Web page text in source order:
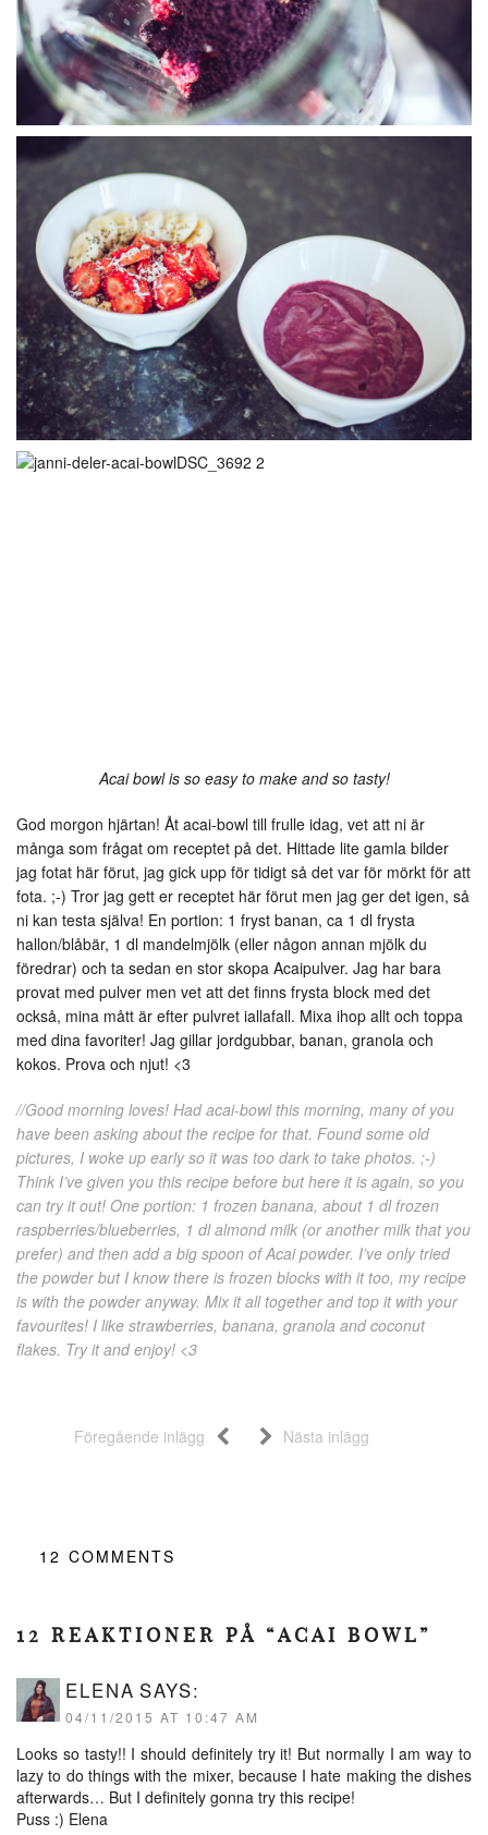
Acai bowl is so easy to make and so tasty!
God morgon hjärtan! Åt acai-bowl till frulle idag, vet att ni är
många som frågat om receptet på det. Hittade lite gamla bilder
jag fotat här förut, jag gick upp för tidigt så det var för mörkt för att
fota. ;-) Tror jag gett er receptet här förut men jag ger det igen, så
ni kan testa själva! En portion: 1 fryst banan, ca 1 dl frysta
hallon/blåbär, 1 dl mandelmjölk (eller någon annan mjölk du
föredrar) och ta sedan en stor skopa Acaipulver. Jag har bara
provat med pulver men vet att det finns frysta block med det
också, mina mått är efter pulvret iallafall. Mixa ihop allt och toppa
med dina favoriter! Jag gillar jordgubbar, banan, granola och
kokos. Prova och njut! <3
//Good morning loves! Had acai-bowl this morning, many of you
have been asking about the recipe for that. Found some old
pictures, I woke up early so it was too dark to take photos. ;-)
Think I’ve given you this recipe before but here it is again, so you
can try it out! One portion: 1 frozen banana, about 1 dl frozen
raspberries/blueberries, 1 dl almond milk (or another milk that you
prefer) and then add a big spoon of Acai powder. I’ve only tried
the powder but I know there is frozen blocks with it too, my recipe
is with the powder anyway. Mix it all together and top it with your
favourites! I like strawberries, banana, granola and coconut
flakes. Try it and enjoy! <3
Föregående inlägg Nästa inlägg
12 COMMENTS
12 REAKTIONER PÅ “ACAI BOWL”
ELENA SAYS:
04/11/2015 AT 10:47 AM
Looks so tasty!! I should definitely try it! But normally I am way to
lazy to do things with the mixer, because I hate making the dishes
afterwards… But I definitely gonna try this recipe!
Puss :) Elena